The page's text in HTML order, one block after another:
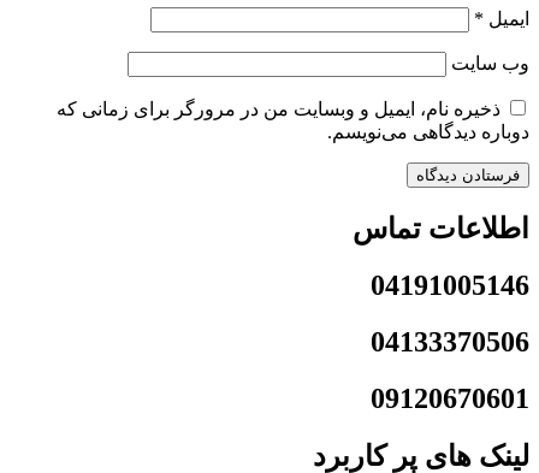
ایمیل *
وب‌ سایت
ذخیره نام، ایمیل و وبسایت من در مرورگر برای زمانی که
دوباره دیدگاهی می‌نویسم.
اطلاعات تماس
04191005146
04133370506
09120670601
لینک های پر کاربرد